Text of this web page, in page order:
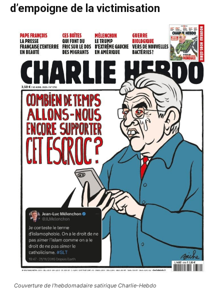
d’empoigne de la victimisation
Couverture de l’hebdomadaire satirique Charlie-Hebdo